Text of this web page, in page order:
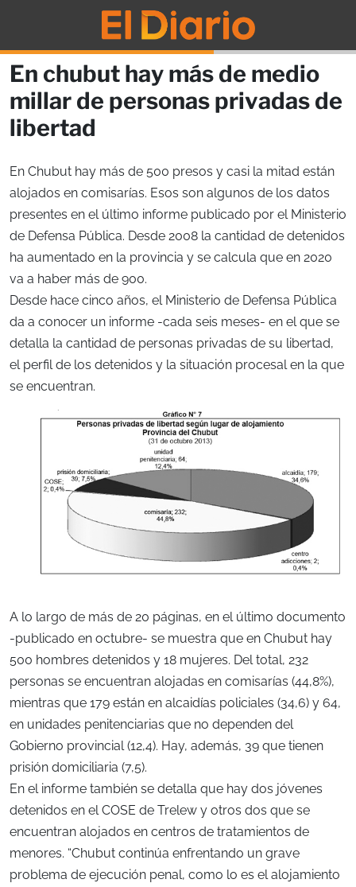
En chubut hay más de medio
millar de personas privadas de
libertad
En Chubut hay más de 500 presos y casi la mitad están
alojados en comisarías. Esos son algunos de los datos
presentes en el último informe publicado por el Ministerio
de Defensa Pública. Desde 2008 la cantidad de detenidos
ha aumentado en la provincia y se calcula que en 2020
va a haber más de 900.
Desde hace cinco años, el Ministerio de Defensa Pública
da a conocer un informe -cada seis meses- en el que se
detalla la cantidad de personas privadas de su libertad,
el perfil de los detenidos y la situación procesal en la que
se encuentran.
A lo largo de más de 20 páginas, en el último documento
-publicado en octubre- se muestra que en Chubut hay
500 hombres detenidos y 18 mujeres. Del total, 232
personas se encuentran alojadas en comisarías (44,8%),
mientras que 179 están en alcaidías policiales (34,6) y 64,
en unidades penitenciarias que no dependen del
Gobierno provincial (12,4). Hay, además, 39 que tienen
prisión domiciliaria (7,5).
En el informe también se detalla que hay dos jóvenes
detenidos en el COSE de Trelew y otros dos que se
encuentran alojados en centros de tratamientos de
menores. “Chubut continúa enfrentando un grave
problema de ejecución penal, como lo es el alojamiento